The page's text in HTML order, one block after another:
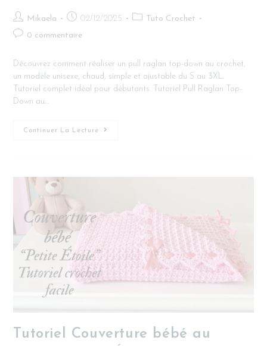
Mikaela 02/12/2025
Tuto Crochet
0 commentaire
Découvrez comment réaliser un pull raglan top-down au crochet,
un modèle unisexe, chaud, simple et ajustable du S au 3XL.
Tutoriel complet idéal pour débutants. Tutoriel Pull Raglan Top-
Down au…
Continuer La Lecture
Tutoriel Couverture bébé au